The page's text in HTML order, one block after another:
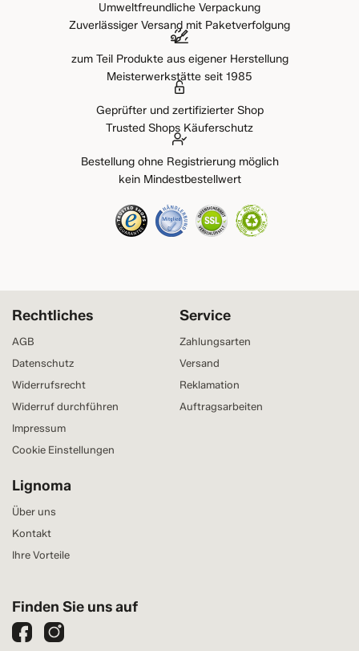
Umweltfreundliche Verpackung
Zuverlässiger Versand mit Paketverfolgung
zum Teil Produkte aus eigener Herstellung
Meisterwerkstätte seit 1985
Geprüfter und zertifizierter Shop
Trusted Shops Käuferschutz
Bestellung ohne Registrierung möglich
kein Mindestbestellwert
Service
Zahlungsarten
Versand
Reklamation
Auftragsarbeiten
Rechtliches
AGB
Datenschutz
Widerrufsrecht
Widerruf durchführen
Impressum
Cookie Einstellungen
Lignoma
Über uns
Kontakt
Ihre Vorteile
Finden Sie uns auf